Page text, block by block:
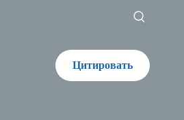
Цитировать